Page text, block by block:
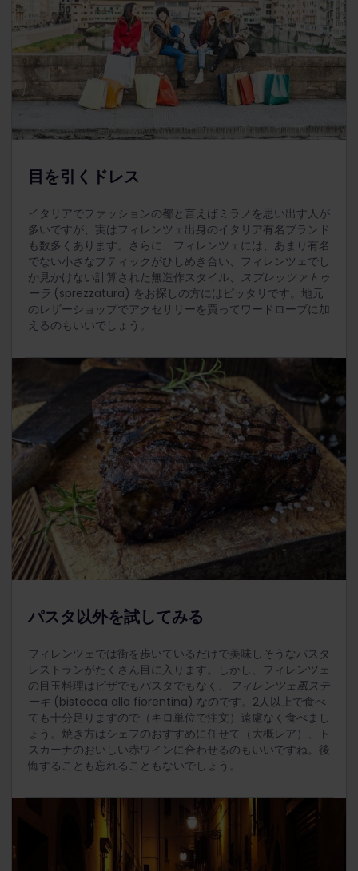
古い歴史を持つ宮殿に足を踏み入れる方々は、隠れた通
路で迷ってしまうことがありますのでご注意ください。
はかつて、この宮殿でトスカーナを統治していたメディ
チ家のコレクションの一部でした。
パラティーナ美術館とロイヤルアパートメントを訪れる
ことをお忘れなく。また、時間があれば、美しいボボリ
を散策しましょう。
家、ミケランジェロによる彫刻で有名です。ここには、
世界的に有名で巨大なダビデ像 を見に、観光客が押し寄
せます。
長蛇の列を避けるため、美術館を訪れる計画を立て、事
前にチケットを購入しましょう。また、より深い体験を
得るため、ガイドツアーを予約 することもできます。
この歴史的な芸術博物館には、神のご加護を受けた宗教
画家、フラ・アンジェリコ(Fra Angelico) の作品が展
示されています。1階には、修道士の瞑想と反省を促す
ための、複雑なフレスコ画が飾られた
44部屋の修道室
があります。また、15世紀終わりに有名なルネッサンス
芸術家、 ドメニコ・ギルランダイオ
(Domenico
Ghirlandaio) によって描かれたフレスコ画、 最後の晩
目を引くドレス
イタリアでファッションの都と言えばミラノを思い出す人が
多いですが、実はフィレンツェ出身のイタリア有名ブランド
も数多くあります。さらに、フィレンツェには、あまり有名
でない小さなブティックがひしめき合い、フィレンツェでし
か見かけない計算された無造作スタイル、 スプレッツァトゥ
ーラ (sprezzatura) をお探しの方にはピッタリです。地元
のレザーショップでアクセサリーを買ってワードローブに加
えるのもいいでしょう。
パスタ以外を試してみる
フィレンツェでは街を歩いているだけで美味しそうなパスタ
レストランがたくさん目に入ります。しかし、フィレンツェ
の目玉料理はピザでもパスタでもなく、
フィレンツェ風ステ
ーキ (bistecca alla fiorentina) なのです。2人以上で食べ
ても十分足りますので（キロ単位で注文）遠慮なく食べまし
ょう。焼き方はシェフのおすすめに任せて（大概レア）、ト
スカーナのおいしい赤ワインに合わせるのもいいですね。後
悔することも忘れることもないでしょう。